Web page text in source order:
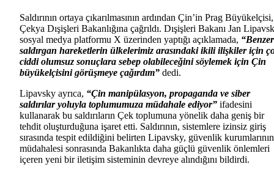
Saldırının ortaya çıkarılmasının ardından Çin’in Prag Büyükelçisi,
Çekya Dışişleri Bakanlığına çağrıldı. Dışişleri Bakanı Jan
sosyal medya platformu X üzerinden yaptığı açıklamada, “Benzer
saldırgan hareketlerin ülkelerimiz arasındaki ikili ilişkiler için
ciddi olumsuz sonuçlara sebep olabileceğini söylemek için Çin
büyükelçisini görüşmeye çağırdım” dedi.
Lipavsky ayrıca, “Çin manipülasyon, propaganda ve siber
saldırılar yoluyla toplumumuza müdahale ediyor” ifadesini
kullanarak bu saldırıların Çek toplumuna yönelik daha geniş bir
tehdit oluşturduğuna işaret etti. Saldırının, sistemlere izinsiz giriş
sırasında tespit edildiğini belirten Lipavsky, güvenlik kurumlarının
müdahalesi sonrasında Bakanlıkta daha güçlü güvenlik önlemleri
içeren yeni bir iletişim sisteminin devreye alındığını bildirdi.